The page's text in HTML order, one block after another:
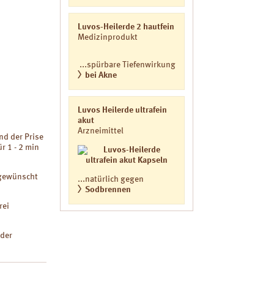
Luvos-Heilerde 2 hautfein
Medizinprodukt
...spürbare Tiefenwirkung
bei Akne
Luvos Heilerde ultrafein
akut
Arzneimittel
...natürlich gegen
Sodbrennen
der Prise
1 - 2 min